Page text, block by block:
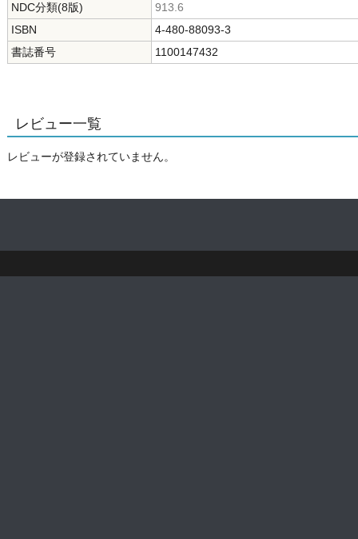
NDC分類(8版)
913.6
ISBN
4-480-88093-3
書誌番号
1100147432
レビュー一覧
レビューが登録されていません。